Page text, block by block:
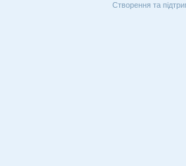
Створення та